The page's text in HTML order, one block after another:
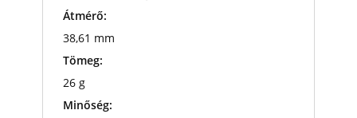
Átmérő:
38,61 mm
Tömeg:
26 g
Minőség: